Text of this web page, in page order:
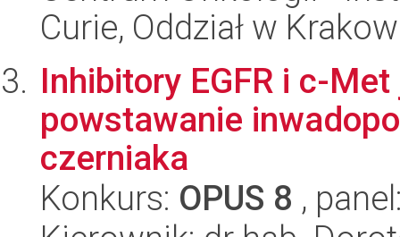
Curie, Oddział w
Inhibitory EGFR i c-
powstawanie
czerniaka
Konkurs: OPUS 8 ,